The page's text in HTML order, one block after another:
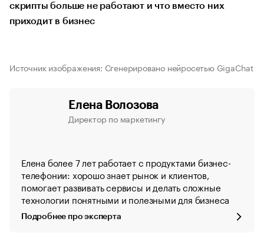
скрипты больше не работают и что вместо них
приходит в бизнес
Источник изображения: Сгенерировано нейросетью GigaChat
Елена Волозова
Директор по маркетингу
Елена более 7 лет работает с продуктами бизнес-
телефонии: хорошо знает рынок и клиентов,
помогает развивать сервисы и делать сложные
технологии понятными и полезными для бизнеса
Подробнее про эксперта